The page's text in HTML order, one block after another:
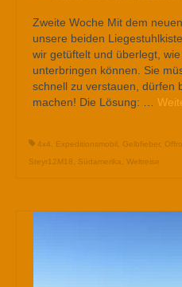
Zweite Woche Mit dem
unsere beiden
wir getüftelt und überlegt,
unterbringen können. Sie
schnell zu verstauen, dürfen
machen! Die Lösung: …
4x4 Expeditionsmobil Gelbfieber,
Steyr12M18
Südamerika Weltreise